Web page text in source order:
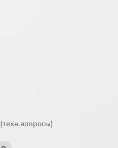
(техн.вопросы)